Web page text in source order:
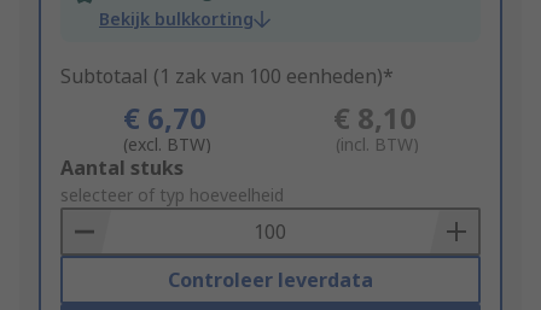
Bekijk bulkkorting
Subtotaal (1 zak van 100 eenheden)*
€ 6,70
(excl. BTW)
€ 8,10
(incl. BTW)
Add
to
Basket
Aantal stuks
selecteer of typ hoeveelheid
Controleer leverdata